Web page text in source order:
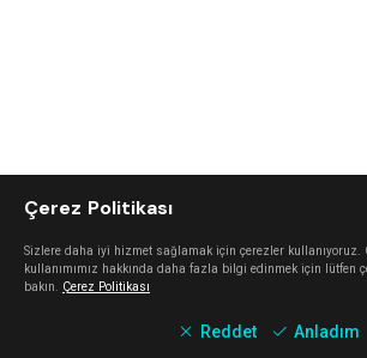
Çerez Politikası
Sizlere daha iyi hizmet sağlamak için çerezler kullanıyoruz.
kullanımımız hakkında daha fazla bilgi edinmek için lütfen
bakın. Çerez Politikası
Reddet Anladım